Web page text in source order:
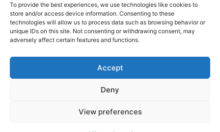
To provide the best experiences, we use technologies like cookies to
store and/or access device information. Consenting to these
technologies will allow us to process data such as browsing behavior or
unique IDs on this site. Not consenting or withdrawing consent, may
adversely affect certain features and functions.
Accept
Deny
View preferences
Προσωρινά τηλέφωνα στο Κ.Ε.Π.
και στο Γ.Ε.Φ. Δήμου Τήνου
16.05.2023
Διαύγεια – Δήμου Τήνου
Δημοτικό Λιμενικό Ταμείο Τήνου – Άνδρου
Tinos Island Live Webcamera Χάρτης Πλοίων